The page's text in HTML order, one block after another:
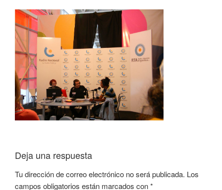
Deja una respuesta
Tu dirección de correo electrónico no será publicada. Los
campos obligatorios están marcados con*